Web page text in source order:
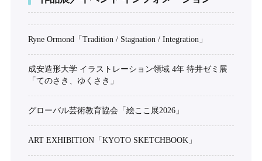
Ryne Ormond「Tradition / Stagnation / Integration」
成安造形大学 イラストレーション領域 4年 待井ゼミ展
「てのさき、ゆくさき」
グローバル芸術教育協会「絵ここ展2026」
ART EXHIBITION「KYOTO SKETCHBOOK」